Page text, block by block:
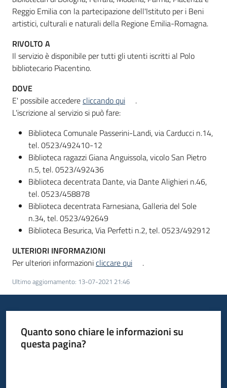
Newsletter
Reggio Emilia con la partecipazione dell'Istituto per i Beni
artistici, culturali e naturali della Regione Emilia-Romagna.
RIVOLTO A
Il servizio è disponibile per tutti gli utenti iscritti al Polo
bibliotecario Piacentino.
DOVE
E' possibile accederecliccando qui
.
L'iscrizione al servizio si può fare:
Biblioteca Comunale Passerini-Landi, via Carducci n.14,
tel. 0523/492410-12
Biblioteca ragazzi Giana Anguissola, vicolo San Pietro
n.5, tel. 0523/492436
Biblioteca decentrata Dante, via Dante Alighieri n.46,
tel. 0523/458878
Biblioteca decentrata Farnesiana, Galleria del Sole
n.34, tel. 0523/492649
Biblioteca Besurica, Via Perfetti n.2, tel. 0523/492912
ULTERIORI INFORMAZIONI
Per ulteriori informazionicliccare qui .
Ultimo aggiornamento: 13-07-2021 21:46
Quanto sono chiare le informazioni su
questa pagina?